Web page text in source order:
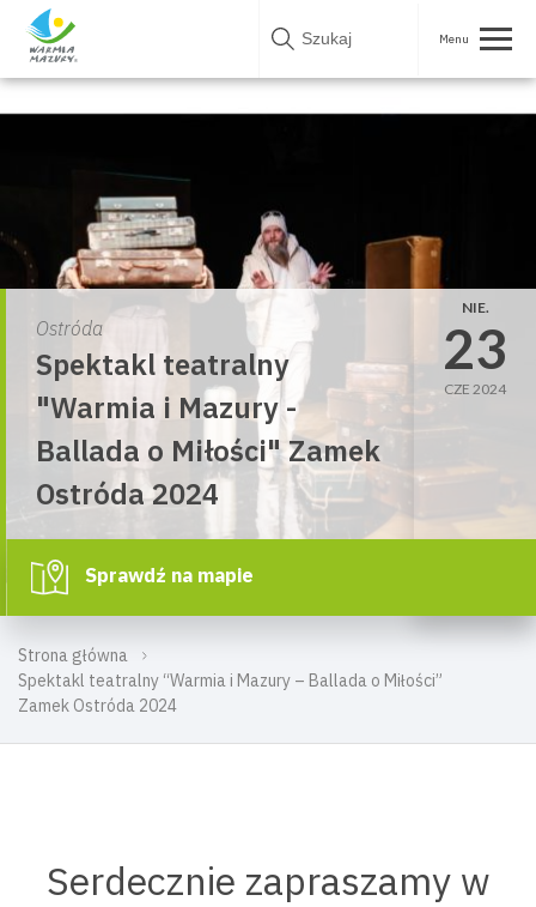
Skip
Strona główna
Spektakl teatralny “Warmia i Mazury – Ballada o Miłości”
Zamek Ostróda 2024
Ostróda
Spektakl teatralny
"Warmia i Mazury -
Ballada o Miłości" Zamek
Ostróda 2024
NIE.
23
CZE 2024
Sprawdź na mapie
Serdecznie zapraszamy w